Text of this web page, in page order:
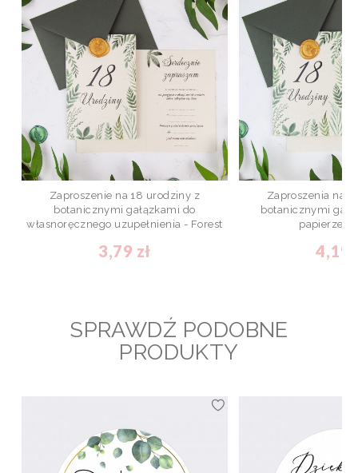
Zaproszenie na 18 urodziny z
botanicznymi gałązkami do
własnoręcznego uzupełnienia - Forest
3,79 zł
Zaproszenia na
botanicznymi
papierze -
4,19
SPRAWDŹ PODOBNE
PRODUKTY